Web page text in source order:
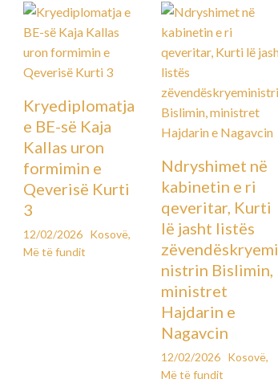
Kryediplomatja
e BE-së Kaja
Kallas uron
formimin e
Qeverisë Kurti
3
12/02/2026 Kosovë,
Më të fundit
Ndryshimet në
kabinetin e ri
qeveritar, Kurti
lë jasht listës
zëvendëskryemi
nistrin Bislimin,
ministret
Hajdarin e
Nagavcin
12/02/2026 Kosovë,
Më të fundit